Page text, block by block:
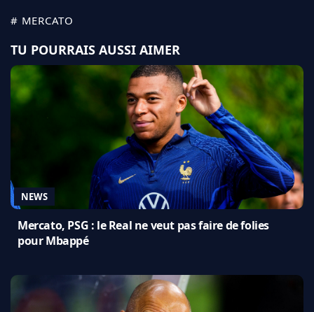
# MERCATO
TU POURRAIS AUSSI AIMER
NEWS
Mercato, PSG : le Real ne veut pas faire de folies
pour Mbappé